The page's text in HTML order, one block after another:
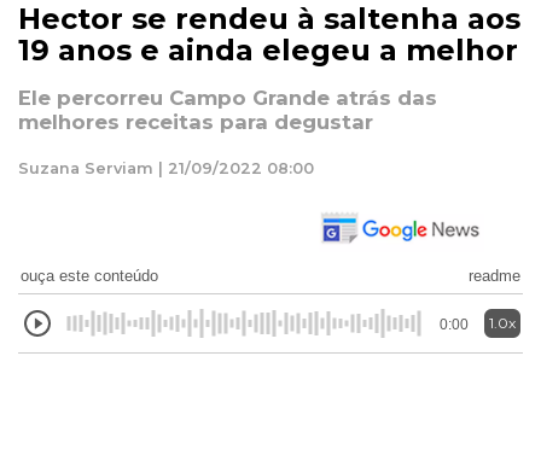
Hector se rendeu à saltenha aos
19 anos e ainda elegeu a melhor
Ele percorreu Campo Grande atrás das
melhores receitas para degustar
Suzana Serviam | 21/09/2022 08:00
ouça este conteúdo readme
0:00 1.0x